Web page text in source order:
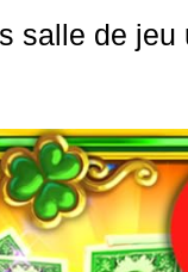
salle de jeu